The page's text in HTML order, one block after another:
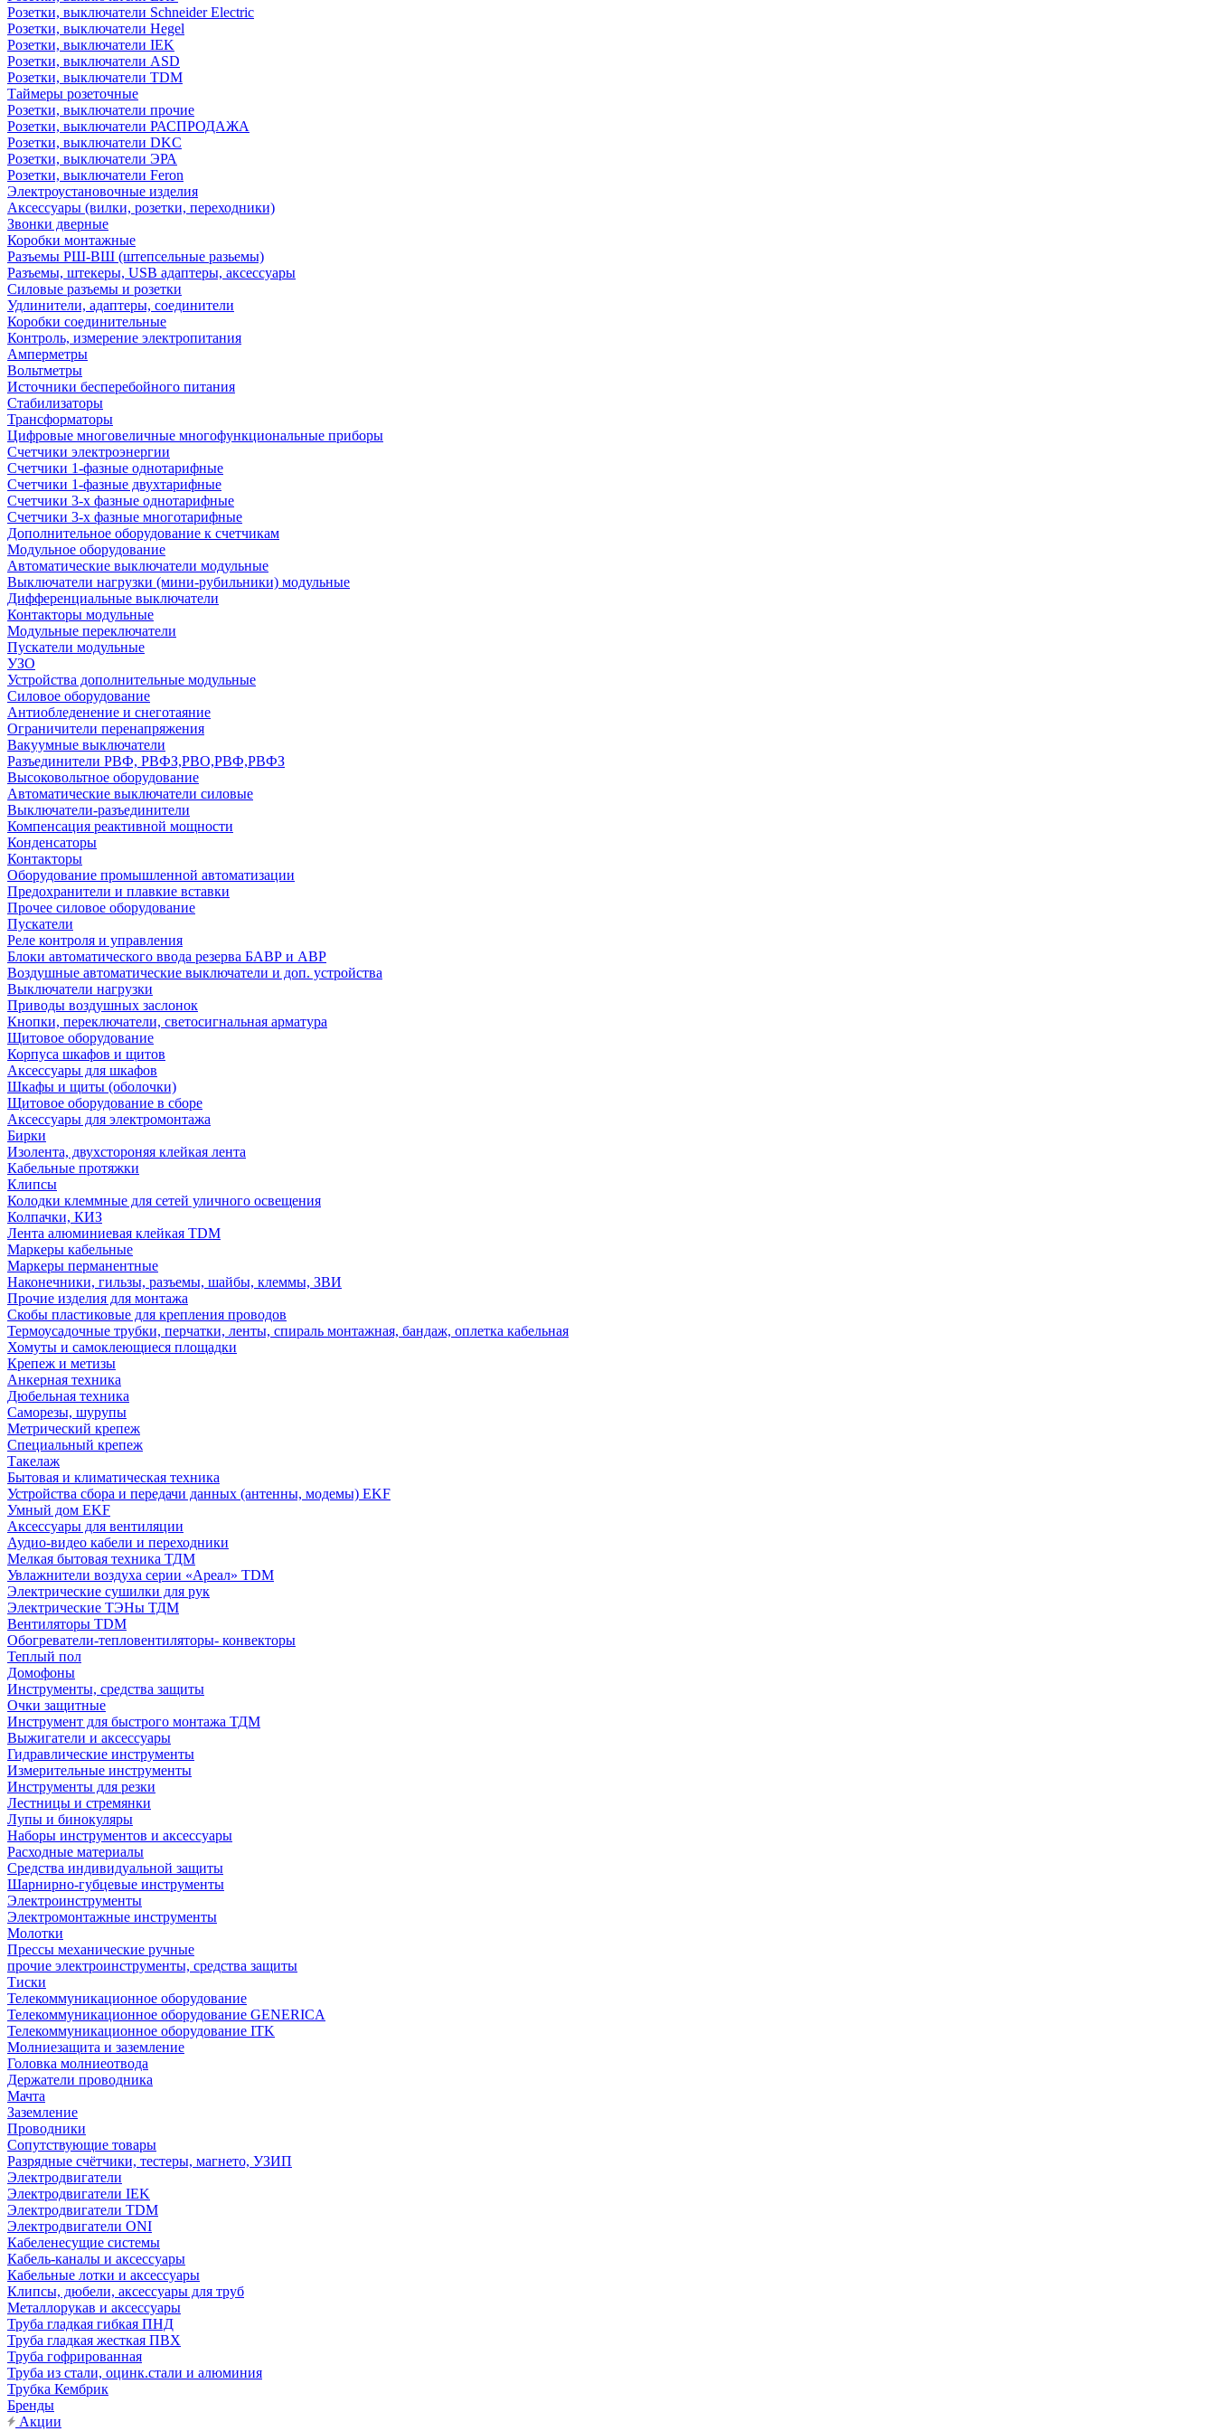
Розетки, выключатели Schneider Electric
Розетки, выключатели Hegel
Розетки, выключатели IEK
Розетки, выключатели ASD
Розетки, выключатели TDM
Таймеры розеточные
Розетки, выключатели прочие
Розетки, выключатели РАСПРОДАЖА
Розетки, выключатели DKC
Розетки, выключатели ЭРА
Розетки, выключатели Feron
Электроустановочные изделия
Аксессуары (вилки, розетки, переходники)
Звонки дверные
Коробки монтажные
Разъемы РШ-ВШ (штепсельные разьемы)
Разъемы, штекеры, USB адаптеры, аксессуары
Силовые разъемы и розетки
Удлинители, адаптеры, соединители
Коробки соединительные
Контроль, измерение электропитания
Амперметры
Вольтметры
Источники бесперебойного питания
Стабилизаторы
Трансформаторы
Цифровые многовеличные многофункциональные приборы
Счетчики электроэнергии
Счетчики 1-фазные однотарифные
Счетчики 1-фазные двухтарифные
Счетчики 3-х фазные однотарифные
Счетчики 3-х фазные многотарифные
Дополнительное оборудование к счетчикам
Модульное оборудование
Автоматические выключатели модульные
Выключатели нагрузки (мини-рубильники) модульные
Дифференциальные выключатели
Контакторы модульные
Модульные переключатели
Пускатели модульные
УЗО
Устройства дополнительные модульные
Силовое оборудование
Антиобледенение и снеготаяние
Ограничители перенапряжения
Вакуумные выключатели
Разъединители РВФ, РВФЗ,РВО,РВФ,РВФЗ
Высоковольтное оборудование
Автоматические выключатели cиловые
Выключатели-разъединители
Компенсация реактивной мощности
Конденсаторы
Контакторы
Оборудование промышленной автоматизации
Предохранители и плавкие вставки
Прочее силовое оборудование
Пускатели
Реле контроля и управления
Блоки автоматического ввода резерва БАВР и АВР
Воздушные автоматические выключатели и доп. устройства
Выключатели нагрузки
Приводы воздушных заслонок
Кнопки, переключатели, светосигнальная арматура
Щитовое оборудование
Корпуса шкафов и щитов
Аксессуары для шкафов
Шкафы и щиты (оболочки)
Щитовое оборудование в сборе
Аксессуары для электромонтажа
Бирки
Изолента, двухстороняя клейкая лента
Кабельные протяжки
Клипсы
Колодки клеммные для сетей уличного освещения
Колпачки, КИЗ
Лента алюминиевая клейкая TDM
Маркеры кабельные
Маркеры перманентные
Наконечники, гильзы, разъемы, шайбы, клеммы, ЗВИ
Прочие изделия для монтажа
Скобы пластиковые для крепления проводов
Термоусадочные трубки, перчатки, ленты, спираль монтажная, бандаж, оплетка кабельная
Хомуты и самоклеющиеся площадки
Крепеж и метизы
Анкерная техника
Дюбельная техника
Саморезы, шурупы
Метрический крепеж
Специальный крепеж
Такелаж
Бытовая и климатическая техника
Устройства сбора и передачи данных (антенны, модемы) EKF
Умный дом EKF
Аксессуары для вентиляции
Аудио-видео кабели и переходники
Мелкая бытовая техника ТДМ
Увлажнители воздуха серии «Ареал» TDM
Электрические сушилки для рук
Электрические ТЭНы ТДМ
Вентиляторы TDM
Обогреватели-тепловентиляторы- конвекторы
Теплый пол
Домофоны
Инструменты, средства защиты
Очки защитные
Инструмент для быстрого монтажа ТДМ
Выжигатели и аксессуары
Гидравлические инструменты
Измерительные инструменты
Инструменты для резки
Лестницы и стремянки
Лупы и бинокуляры
Наборы инструментов и аксессуары
Расходные материалы
Средства индивидуальной защиты
Шарнирно-губцевые инструменты
Электроинструменты
Электромонтажные инструменты
Молотки
Прессы механические ручные
прочие электроинструменты, средства защиты
Тиски
Телекоммуникационное оборудование
Телекоммуникационное оборудование GENERICA
Телекоммуникационное оборудование ITK
Молниезащита и заземление
Головка молниеотвода
Держатели проводника
Мачта
Заземление
Проводники
Сопутствующие товары
Разрядные счётчики, тестеры, магнето, УЗИП
Электродвигатели
Электродвигатели IEK
Электродвигатели TDM
Электродвигатели ONI
Кабеленесущие системы
Кабель-каналы и аксессуары
Кабельные лотки и аксессуары
Клипсы, дюбели, аксессуары для труб
Металлорукав и аксессуары
Труба гладкая гибкая ПНД
Труба гладкая жесткая ПВХ
Труба гофрированная
Труба из стали, оцинк.стали и алюминия
Трубка Кембрик
Бренды
Акции